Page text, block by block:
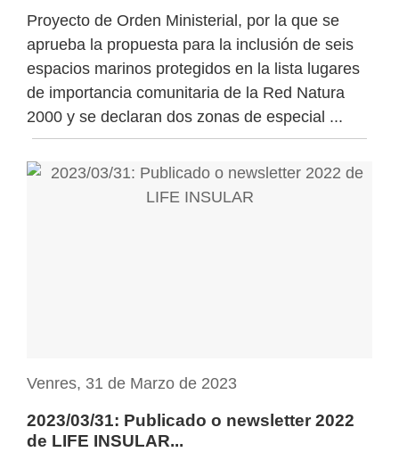
Proyecto de Orden Ministerial, por la que se
aprueba la propuesta para la inclusión de seis
espacios marinos protegidos en la lista lugares
de importancia comunitaria de la Red Natura
2000 y se declaran dos zonas de especial ...
Venres, 31 de Marzo de 2023
2023/03/31: Publicado o newsletter 2022
de LIFE INSULAR...